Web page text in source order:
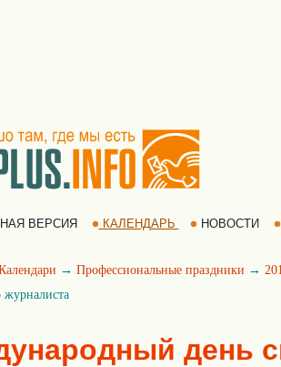
ВЕРСИЯ КАЛЕНДАРЬ НОВОСТИ
→ Профессиональные праздники →
журналиста
день